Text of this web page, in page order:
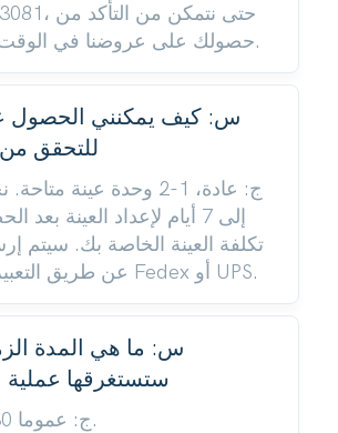
حصولك على عروضنا في الوقت المناسب.
س: كيف يمكنني الحصول
للتحقق
ج: عادة، 1-2 وحدة عينة
إلى 7 أيام لإعداد العينة
تكلفة العينة الخاصة بك. سيتم
عن طريق التعبير عن مثل Fedex أو UPS.
س: ما هي المدة
ستستغرقها عملية
ج: عموما 30-45 يوما.